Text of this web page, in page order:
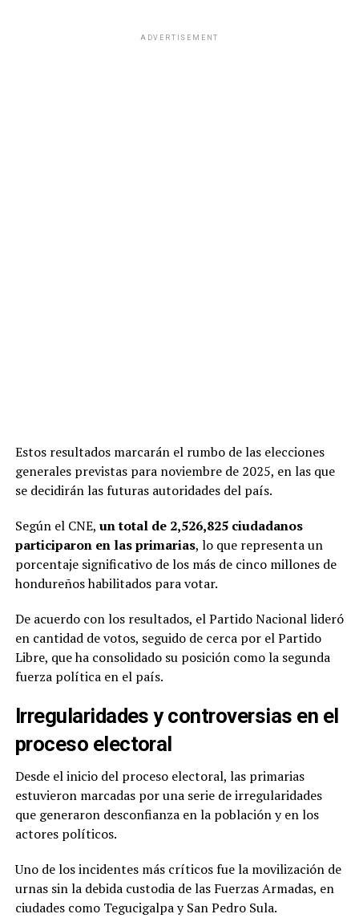
ADVERTISEMENT
Estos resultados marcarán el rumbo de las elecciones
generales previstas para noviembre de 2025, en las que
se decidirán las futuras autoridades del país.
Según el CNE, un total de 2,526,825 ciudadanos
participaron en las primarias, lo que representa un
porcentaje significativo de los más de cinco millones de
hondureños habilitados para votar.
De acuerdo con los resultados, el Partido Nacional lideró
en cantidad de votos, seguido de cerca por el Partido
Libre, que ha consolidado su posición como la segunda
fuerza política en el país.
Irregularidades y controversias en el
proceso electoral
Desde el inicio del proceso electoral, las primarias
estuvieron marcadas por una serie de irregularidades
que generaron desconfianza en la población y en los
actores políticos.
Uno de los incidentes más críticos fue la movilización de
urnas sin la debida custodia de las Fuerzas Armadas, en
ciudades como Tegucigalpa y San Pedro Sula.